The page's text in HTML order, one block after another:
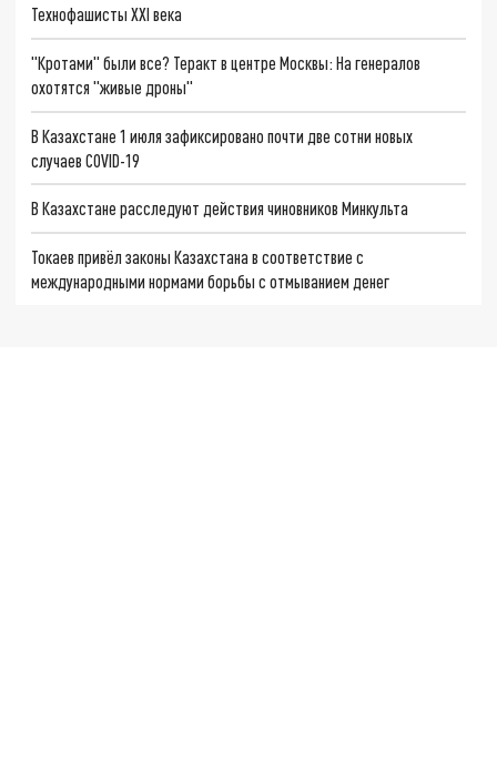
Технофашисты XXI века
"Кротами" были все? Теракт в центре Москвы: На генералов
охотятся "живые дроны"
В Казахстане 1 июля зафиксировано почти две сотни новых
случаев COVID-19
В Казахстане расследуют действия чиновников Минкульта
Токаев привёл законы Казахстана в соответствие с
международными нормами борьбы с отмыванием денег